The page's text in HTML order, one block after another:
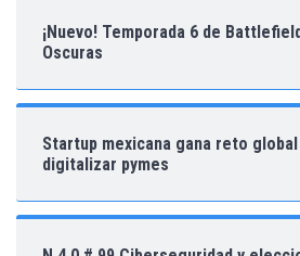
¡Nuevo! Temporada 6 de
Oscuras
Startup mexicana gana reto
digitalizar pymes